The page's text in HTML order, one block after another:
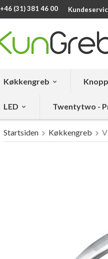
+46 (31) 381 46 00
Køkkengreb
LED Twentytwo -
Startsiden Køkkengreb